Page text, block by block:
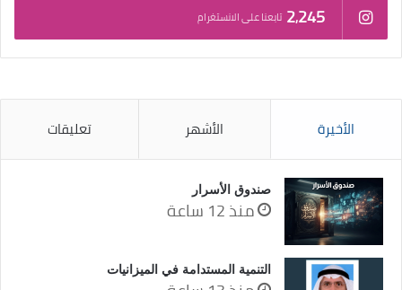
2٬245 تابعنا على الانستغرام
الأخيرة الأشهر تعليقات
صندوق الأسرار
منذ 12 ساعة
التنمية المستدامة في الميزانيات